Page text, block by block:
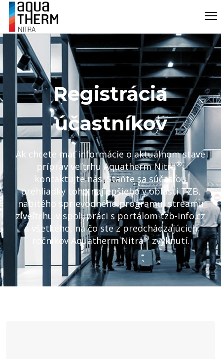
Registrácia
účastníkov
Ak chcete mať informácie o aktuálnom stave
príprav veľtrhu Aquatherm Nitra®,
kontaktujte nás. Staňte sa súčasťou
prehliadky toho najlepšieho v oblasti TZB,
nabitého sprievodného programu, streamu
z veľtrhu v spolupráci s portálom tzb-info.cz
a všetkého, na čo ste z predchádzajúcich
ročníkov Aquatherm Nitra®zvyknutí.